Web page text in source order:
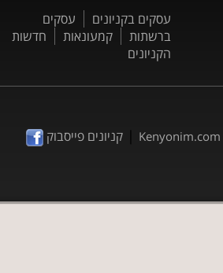
עסקים בקניונים
עסקים
ברשתות
קמעונאות
חדשות
הקניונים
Kenyonim.com
|קניונים פייסבוק